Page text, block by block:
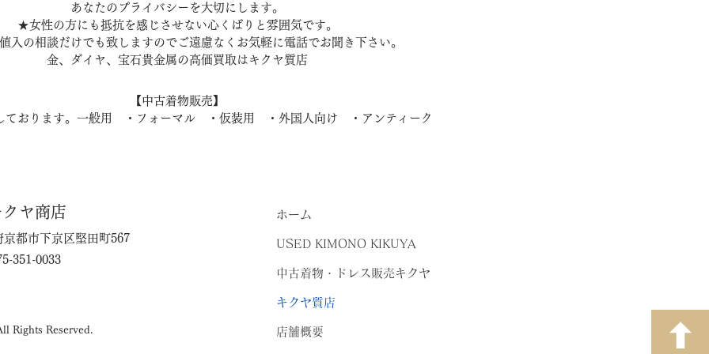
あなたのプライバシーを大切にします。
★女性の方にも抵抗を感じさせない心くばりと雰囲気です。
入の相談だけでも致しますのでご遠慮なくお気軽に電話でお聞き下さい。
金、ダイヤ、宝石貴金属の高価買取はキクヤ質店
【中古着物販売】
ております。一般用 ・フォーマル ・仮装用 ・外国人向け ・アンティーク
クヤ商店
京都市下京区堅田町567
351-0033
Rights Reserved.
ホーム
USED KIMONO KIKUYA
中古着物・ドレス販売キクヤ
キクヤ質店
店舗概要